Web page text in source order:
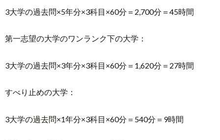
3大学の過去問×5年分×3科目×60分＝2,700分＝45時間
第一志望の大学のワンランク下の大学：
3大学の過去問×3年分×3科目×60分＝1,620分＝27時間
すべり止めの大学：
3大学の過去問×1年分×3科目×60分＝540分＝9時間